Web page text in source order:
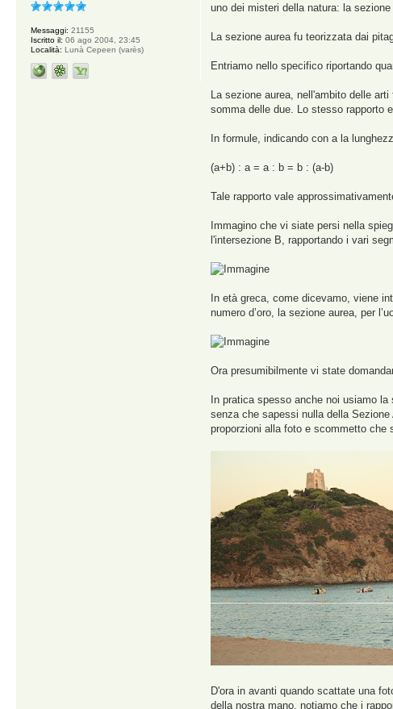
uno dei misteri della natura: la
La sezione aurea fu teorizzata dai
Entriamo nello specifico riportando
La sezione aurea, nell'ambito delle
somma delle due. Lo stesso rapporto
In formule, indicando con a la
(a+b) : a = a : b = b : (a-b)
Tale rapporto vale
Immagino che vi siate persi nella
l'intersezione B, rapportando i vari
In età greca, come dicevamo, viene
numero d’oro, la sezione aurea, per
Ora presumibilmente vi state
In pratica spesso anche noi usiamo
senza che sapessi nulla della
proporzioni alla foto e scommetto che
D'ora in avanti quando scattate una
della nostra mano, notiamo che i
Messaggi: 21155
Iscritto il: 06 ago 2004, 23:45
Località: Lunà Cepeen (varès)